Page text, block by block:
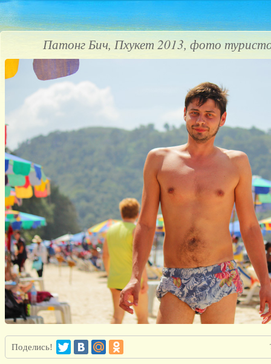
Патонг Бич, Пхукет 2013, фото
Поделись!